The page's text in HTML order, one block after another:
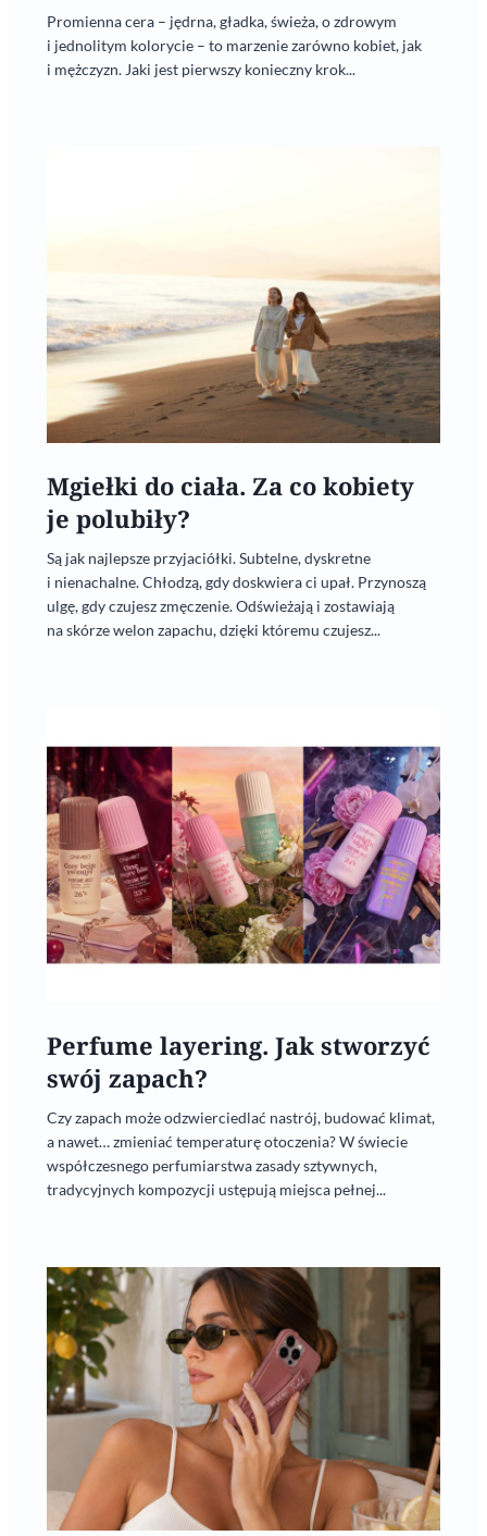
Promienna cera – jędrna, gładka, świeża, o zdrowym
i jednolitym kolorycie – to marzenie zarówno kobiet, jak
i mężczyzn. Jaki jest pierwszy konieczny krok...
Mgiełki do ciała. Za co kobiety
je polubiły?
Są jak najlepsze przyjaciółki. Subtelne, dyskretne
i nienachalne. Chłodzą, gdy doskwiera ci upał. Przynoszą
ulgę, gdy czujesz zmęczenie. Odświeżają i zostawiają
na skórze welon zapachu, dzięki któremu czujesz...
Perfume layering. Jak stworzyć
swój zapach?
Czy zapach może odzwierciedlać nastrój, budować klimat,
a nawet… zmieniać temperaturę otoczenia? W świecie
współczesnego perfumiarstwa zasady sztywnych,
tradycyjnych kompozycji ustępują miejsca pełnej...